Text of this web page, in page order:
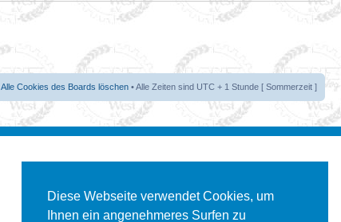
Diese Webseite verwendet Cookies, um
Ihnen ein angenehmeres Surfen zu
Alle Cookies des Boards löschen • Alle Zeiten sind UTC + 1 Stunde [ Sommerzeit ]